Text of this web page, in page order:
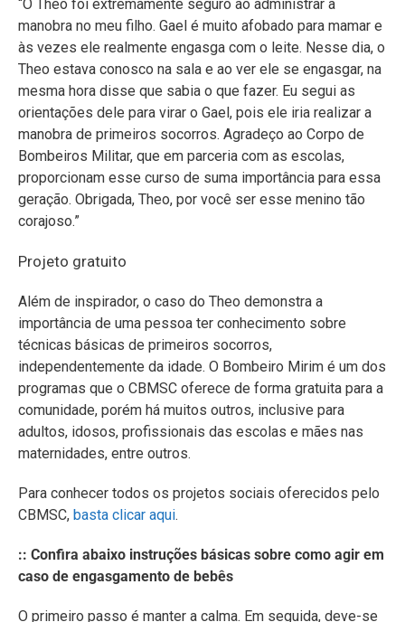
“O Theo foi extremamente seguro ao administrar a
manobra no meu filho. Gael é muito afobado para mamar e
às vezes ele realmente engasga com o leite. Nesse dia, o
Theo estava conosco na sala e ao ver ele se engasgar, na
mesma hora disse que sabia o que fazer. Eu segui as
orientações dele para virar o Gael, pois ele iria realizar a
manobra de primeiros socorros. Agradeço ao Corpo de
Bombeiros Militar, que em parceria com as escolas,
proporcionam esse curso de suma importância para essa
geração. Obrigada, Theo, por você ser esse menino tão
corajoso.”
Projeto gratuito
Além de inspirador, o caso do Theo demonstra a
importância de uma pessoa ter conhecimento sobre
técnicas básicas de primeiros socorros,
independentemente da idade. O Bombeiro Mirim é um dos
programas que o CBMSC oferece de forma gratuita para a
comunidade, porém há muitos outros, inclusive para
adultos, idosos, profissionais das escolas e mães nas
maternidades, entre outros.
Para conhecer todos os projetos sociais oferecidos pelo
CBMSC, basta clicar aqui.
:: Confira abaixo instruções básicas sobre como agir em
caso de engasgamento de bebês
O primeiro passo é manter a calma. Em seguida, deve-se